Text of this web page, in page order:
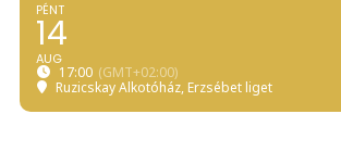
PÉNT
14
AUG
17:00 (GMT+02:00)
Ruzicskay Alkotóház, Erzsébet liget